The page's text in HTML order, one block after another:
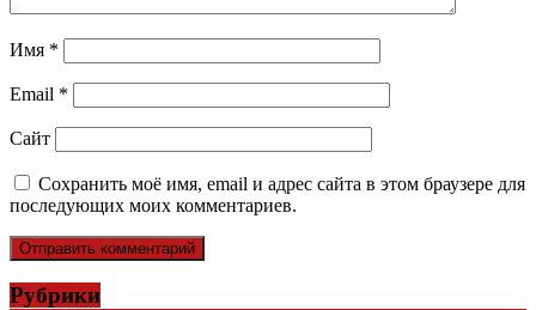
Имя *
Email *
Сайт
Сохранить моё имя, email и адрес сайта в этом браузере для
последующих моих комментариев.
Рубрики